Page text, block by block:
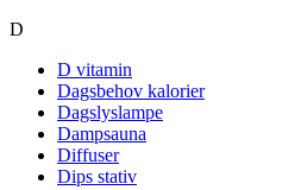
D
D vitamin
Dagsbehov kalorier
Dagslyslampe
Dampsauna
Diffuser
Dips stativ